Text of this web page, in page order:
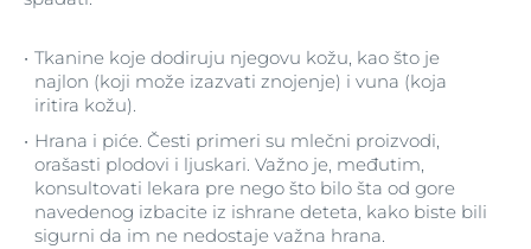
Tkanine koje dodiruju njegovu kožu, kao što je
najlon (koji može izazvati znojenje) i vuna (koja
iritira kožu).
Hrana i piće. Česti primeri su mlečni proizvodi,
orašasti plodovi i ljuskari. Važno je, međutim,
konsultovati lekara pre nego što bilo šta od gore
navedenog izbacite iz ishrane deteta, kako biste bili
sigurni da im ne nedostaje važna hrana.